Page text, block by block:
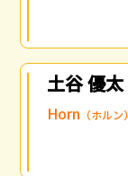
土谷 優太
Horn （ホルン）